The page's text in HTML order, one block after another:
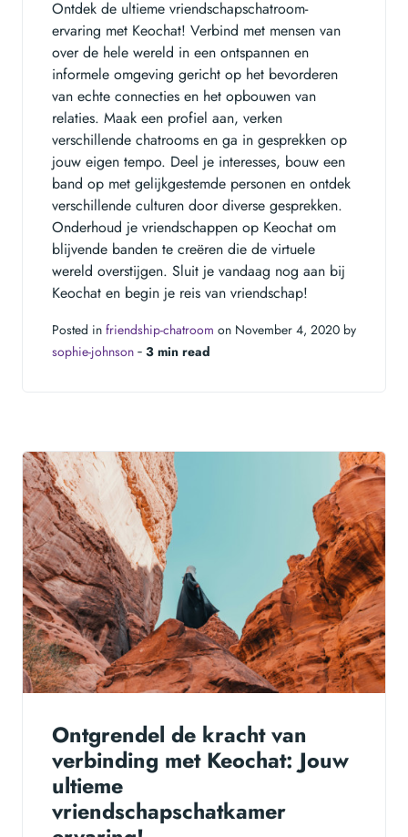
Ontdek de ultieme vriendschapschatroom-
ervaring met Keochat! Verbind met mensen van
over de hele wereld in een ontspannen en
informele omgeving gericht op het bevorderen
van echte connecties en het opbouwen van
relaties. Maak een profiel aan, verken
verschillende chatrooms en ga in gesprekken op
jouw eigen tempo. Deel je interesses, bouw een
band op met gelijkgestemde personen en ontdek
verschillende culturen door diverse gesprekken.
Onderhoud je vriendschappen op Keochat om
blijvende banden te creëren die de virtuele
wereld overstijgen. Sluit je vandaag nog aan bij
Keochat en begin je reis van vriendschap!
Posted in friendship-chatroom on November 4, 2020 by
sophie-johnson ‐ 3 min read
Ontgrendel de kracht van
verbinding met Keochat: Jouw
ultieme
vriendschapschatkamer